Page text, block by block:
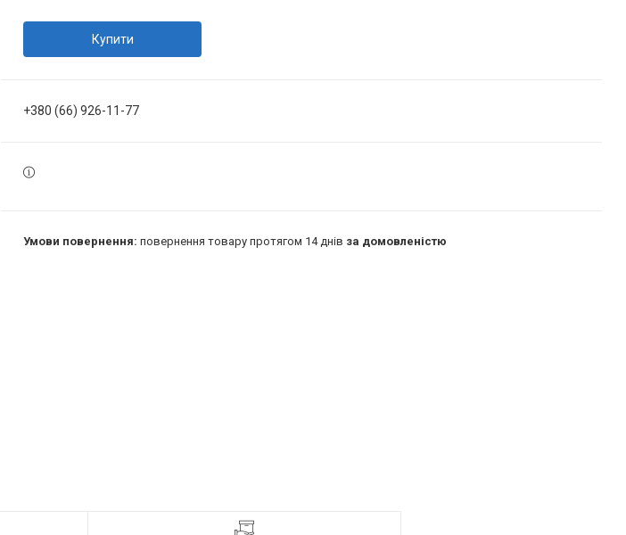
Купити
+380 (66) 926-11-77
повернення товару протягом 14 днів за домовленістю